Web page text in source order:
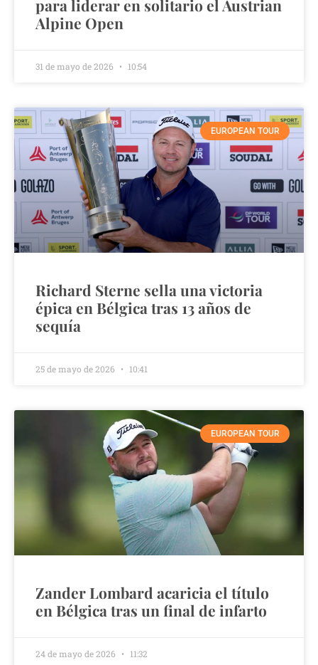
para liderar en solitario el Austrian
Alpine Open
31 de mayo de 2026 10:54
EUROPEAN TOUR
Richard Sterne sella una victoria
épica en Bélgica tras 13 años de
sequía
25 de mayo de 2026 10:41
EUROPEAN TOUR
Zander Lombard acaricia el título
en Bélgica tras un final de infarto
24 de mayo de 2026 11:32